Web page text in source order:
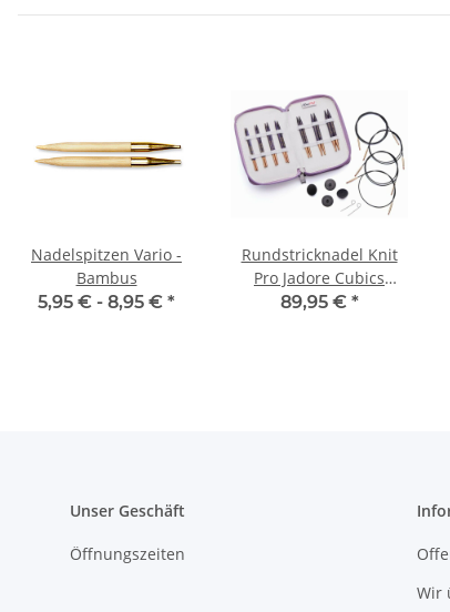
Nadelspitzen Vario -
Bambus
5,95 € - 8,95 € *
Rundstricknadel Knit
Pro Jadore Cubics
Deluxe Set 19302 lila-
89,95 € *
Unser Geschäft
Öffnungszeiten
Wir